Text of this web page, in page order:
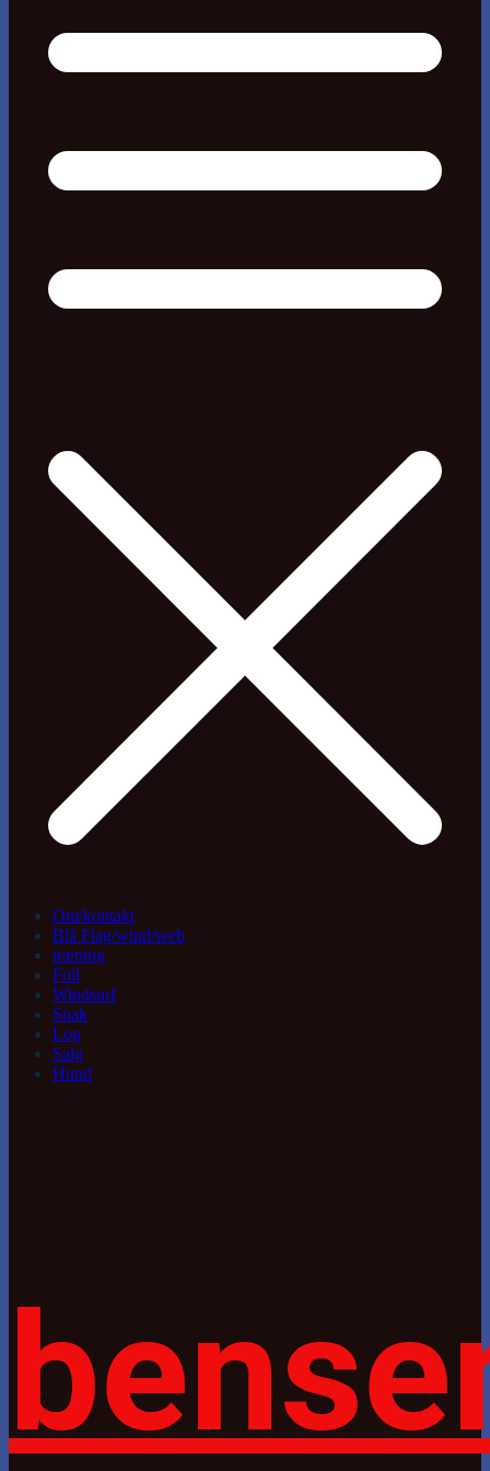
Om/kontakt
Blå Flag/wind/web
træning
Foil
Windsurf
Snak
Log
Salg
Hund